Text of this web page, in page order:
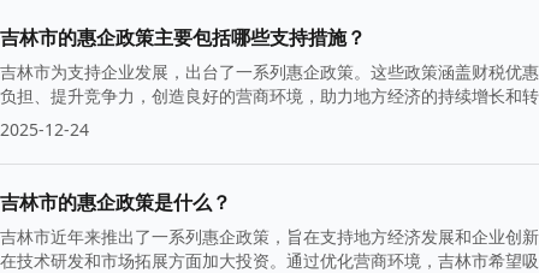
吉林市的惠企政策主要包括哪些支持措施？
吉林市为支持企业发展，出台了一系列惠企政策。这些政策涵盖财税优
负担、提升竞争力，创造良好的营商环境，助力地方经济的持续增长和
2025-12-24
吉林市的惠企政策是什么？
吉林市近年来推出了一系列惠企政策，旨在支持地方经济发展和企业创
在技术研发和市场拓展方面加大投资。通过优化营商环境，吉林市希望